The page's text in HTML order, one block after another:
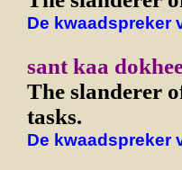
De kwaadspreker
sant kaa
The slanderer
tasks.
De kwaadspreker